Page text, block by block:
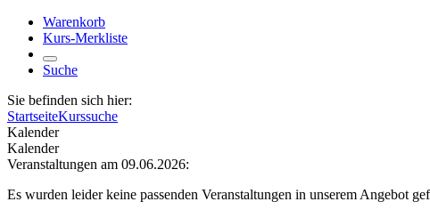
Warenkorb
Kurs-Merkliste
Suche
Sie befinden sich hier:
StartseiteKurssuche
Kalender
Kalender
Veranstaltungen am 09.06.2026:
Es wurden leider keine passenden Veranstaltungen in unserem Angebot